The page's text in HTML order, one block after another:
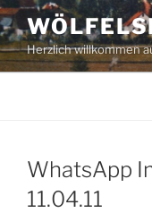
Zum
Inhalt
springenHerzlich willkommen
WhatsApp
11.04.11